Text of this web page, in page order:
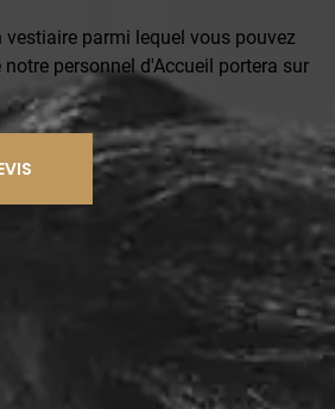
vestiaire parmi lequel vous pouvez
personnel d'Accueil portera sur